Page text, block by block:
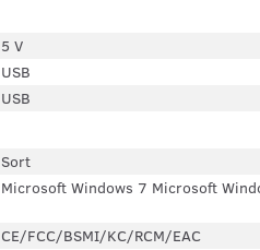
5 V
USB
USB
Sort
Microsoft Windows 7 Microsoft
CE/FCC/BSMI/KC/RCM/EAC